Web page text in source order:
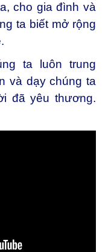
cho gia đình và
ta biết mở rộng
ta luôn trung
và dạy chúng ta
đã yêu thương.